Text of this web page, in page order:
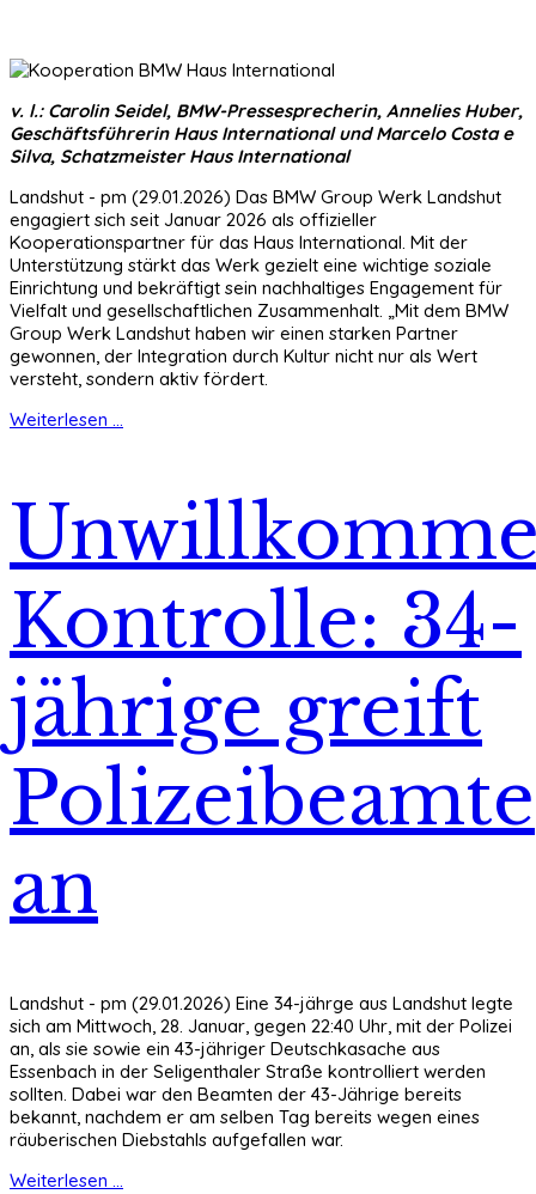
v. l.: Carolin Seidel, BMW-Pressesprecherin, Annelies Huber,
Geschäftsführerin Haus International und Marcelo Costa e
Silva, Schatzmeister Haus International
Landshut - pm (29.01.2026) Das BMW Group Werk Landshut
engagiert sich seit Januar 2026 als offizieller
Kooperationspartner für das Haus International. Mit der
Unterstützung stärkt das Werk gezielt eine wichtige soziale
Einrichtung und bekräftigt sein nachhaltiges Engagement für
Vielfalt und gesellschaftlichen Zusammenhalt. „Mit dem BMW
Group Werk Landshut haben wir einen starken Partner
gewonnen, der Integration durch Kultur nicht nur als Wert
versteht, sondern aktiv fördert.
Weiterlesen ...
Kontrolle: 34-
jährige greift
Polizeibeamte
an
Landshut - pm (29.01.2026) Eine 34-jährge aus Landshut legte
sich am Mittwoch, 28. Januar, gegen 22:40 Uhr, mit der Polizei
an, als sie sowie ein 43-jähriger Deutschkasache aus
Essenbach in der Seligenthaler Straße kontrolliert werden
sollten. Dabei war den Beamten der 43-Jährige bereits
bekannt, nachdem er am selben Tag bereits wegen eines
räuberischen Diebstahls aufgefallen war.
Weiterlesen ...